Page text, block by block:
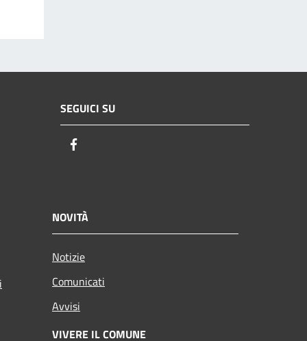
SEGUICI SU
NOVITÀ
Notizie
Comunicati
Avvisi
VIVERE IL COMUNE